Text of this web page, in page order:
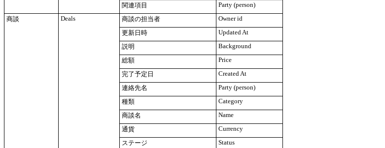
関連項目
Party (person)
商談
Deals 商談の担当者
Owner id
更新日時
Updated At
説明
Background
総額
Price
完了予定日
Created At
連絡先名
Party (person)
種類
Category
商談名
Name
通貨
Currency
ステージ
Status